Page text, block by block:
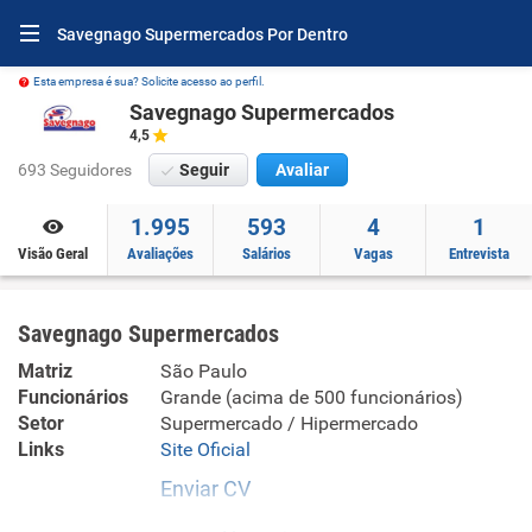
Savegnago Supermercados Por Dentro
Esta empresa é sua? Solicite acesso ao perfil.
Savegnago Supermercados
4,5
693 Seguidores Seguir Avaliar
Visão Geral
1.995
Avaliações
593
Salários
4
Vagas
1
Entrevista
Savegnago Supermercados
Matriz
São Paulo
Funcionários
Grande (acima de 500 funcionários)
Setor
Supermercado / Hipermercado
Links
Site Oficial
Enviar CV